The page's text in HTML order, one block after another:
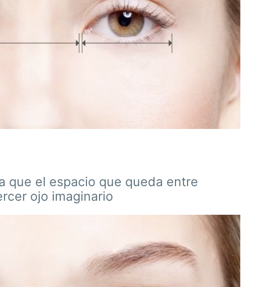
que el espacio que queda entre
ojo imaginario